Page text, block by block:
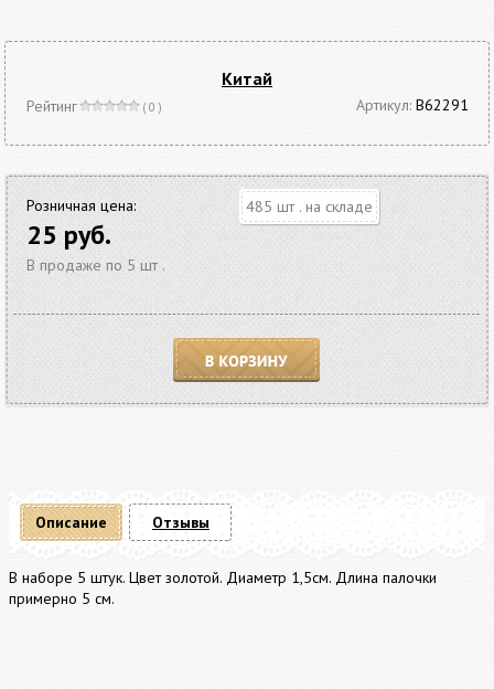
Китай
Рейтинг ( 0 ) Артикул: В62291
Розничная цена:
25 руб.
В продаже по 5 шт .
485 шт . на складе
Описание
В наборе 5 штук. Цвет золотой. Диаметр 1,5см. Длина палочки
примерно 5 см.
Отзывы